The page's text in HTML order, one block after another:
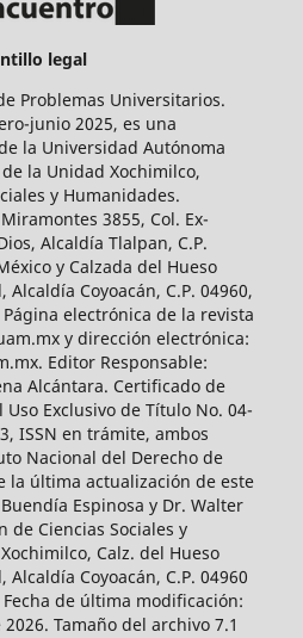
legal
Problemas Universitarios.
junio 2025, es una
la Universidad Autónoma
la Unidad Xochimilco,
y Humanidades.
3855, Col. Ex-
Alcaldía Tlalpan, C.P.
y Calzada del Hueso
Alcaldía Coyoacán, C.P. 04960,
electrónica de la revista
y dirección electrónica:
Editor Responsable:
Alcántara. Certificado de
Uso Exclusivo de Título No. 04-
ISSN en trámite, ambos
Nacional del Derecho de
la última actualización de este
Espinosa y Dr. Walter
de Ciencias Sociales y
Calz. del Hueso
Alcaldía Coyoacán, C.P. 04960
de última modificación:
Tamaño del archivo 7.1